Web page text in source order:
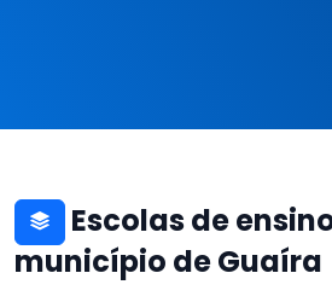
Escolas de
município de Guaíra